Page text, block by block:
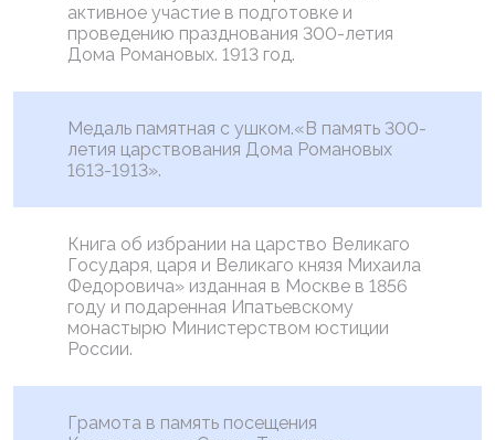
активное участие в подготовке и
проведению празднования 300-летия
Дома Романовых. 1913 год.
Медаль памятная с ушком.«В память 300-
летия царствования Дома Романовых
1613-1913».
Книга об избрании на царство Великаго
Государя, царя и Великаго князя Михаила
Федоровича» изданная в Москве в 1856
году и подаренная Ипатьевскому
монастырю Министерством юстиции
России.
Грамота в память посещения